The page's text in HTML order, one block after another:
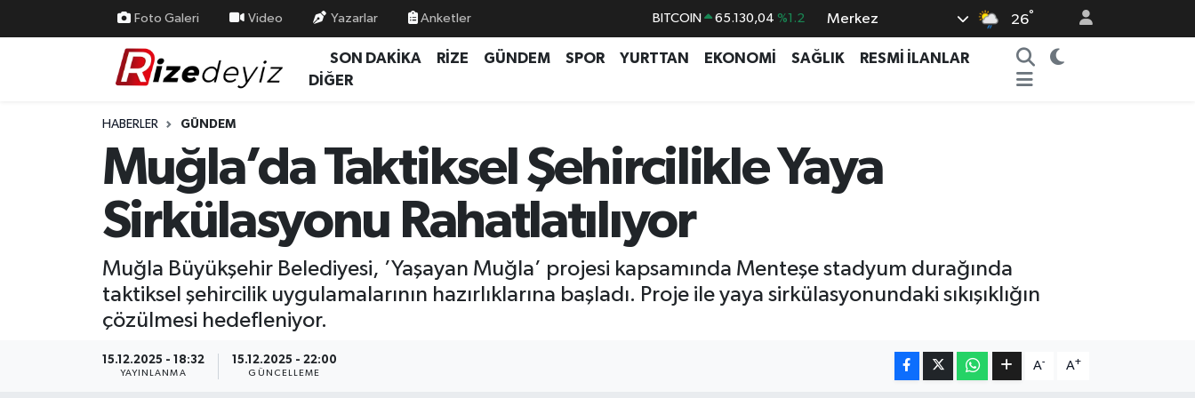
Foto Galeri Video Yazarlar Anketler BITCOIN 65.130,04 %1.2
%0.17
BİST100 13.887 %64
Merkez 26°
SON DAKİKA RİZE GÜNDEM SPOR YURTTAN EKONOMİ SAĞLIK
RESMİ İLANLAR
DİĞER
HABERLER GÜNDEM
Muğla’da Taktiksel Şehircilikle Yaya
Sirkülasyonu Rahatlatılıyor
Muğla Büyükşehir Belediyesi, ’Yaşayan Muğla’ projesi kapsamında Menteşe stadyum durağında
taktiksel şehircilik uygulamalarının hazırlıklarına başladı. Proje ile yaya sirkülasyonundaki sıkışıklığın
çözülmesi hedefleniyor.
15.12.2025 - 18:32
YAYINLANMA
15.12.2025 - 22:00
GÜNCELLEME
A- A+
Yurttan Haberler
Ekonomi
Rize Nöbetçi Eczaneler
Rize Trafik Yoğunluk Haritası
Süper Lig Puan Durumu ve Fikstür
Son Dakika Haberleri